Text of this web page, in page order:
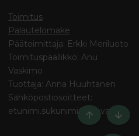
Toimitus
Palautelomake
Päätoimittaja: Erkki Meriluoto
Toimituspäällikkö: Anu
Vaskimo
Tuottaja: Anna Huuhtanen
Sähköpostiosoitteet:
etunimi.sukunimi@otava.fi
Ylös